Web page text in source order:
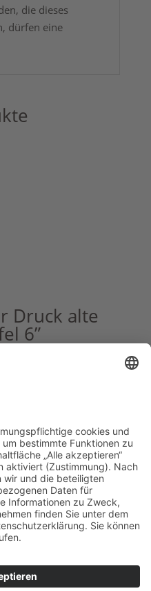
die dieses
dürfen eine
Druck alte
6”
Hänger aus
mit altem